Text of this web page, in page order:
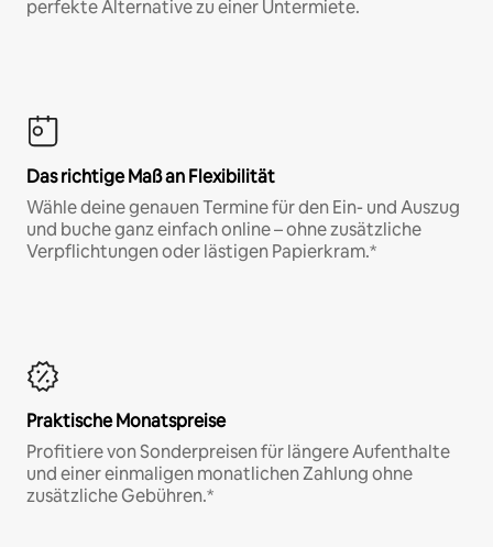
perfekte Alternative zu einer Untermiete.
Das richtige Maß an Flexibilität
Wähle deine genauen Termine für den Ein- und Auszug
und buche ganz einfach online – ohne zusätzliche
Verpflichtungen oder lästigen Papierkram.*
Praktische Monatspreise
Profitiere von Sonderpreisen für längere Aufenthalte
und einer einmaligen monatlichen Zahlung ohne
zusätzliche Gebühren.*